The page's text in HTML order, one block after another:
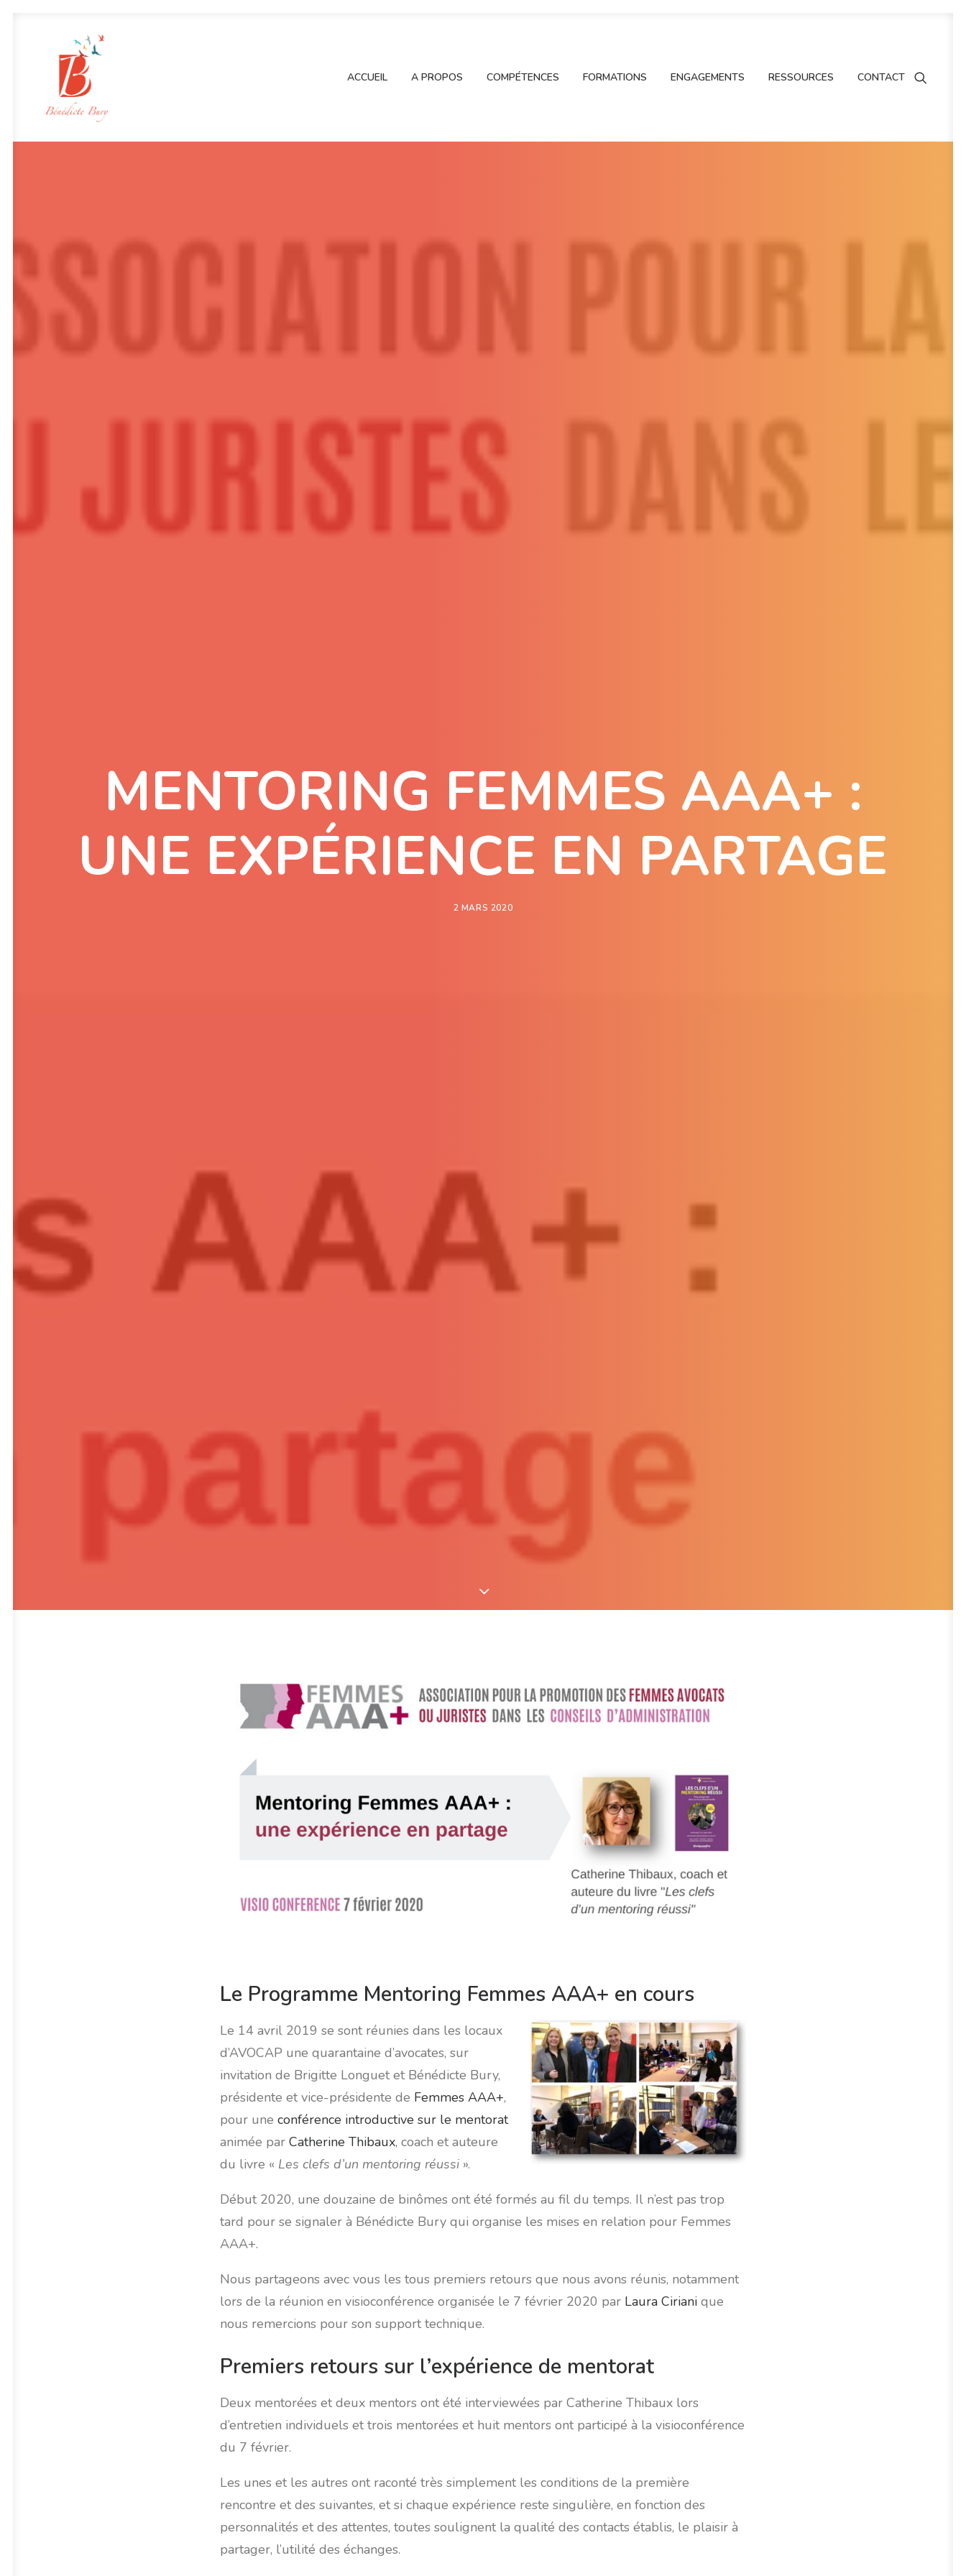
ACCUEIL A PROPOS COMPÉTENCES FORMATIONS ENGAGEMENTS RESSOURCES CONTACT
MENTORING FEMMES AAA+ :
UNE EXPÉRIENCE EN PARTAGE
2 MARS 2020
Le Programme Mentoring Femmes AAA+ en cours
Le 14 avril 2019 se sont réunies dans les locaux
d’AVOCAP une quarantaine d’avocates, sur
invitation de Brigitte Longuet et Bénédicte Bury,
présidente et vice-présidente de Femmes AAA+,
pour une conférence introductive sur le mentorat
animée par Catherine Thibaux, coach et auteure
du livre « Les clefs d’un mentoring réussi ».
Début 2020, une douzaine de binômes ont été formés au fil du temps. Il n’est pas trop
tard pour se signaler à Bénédicte Bury qui organise les mises en relation pour Femmes
AAA+.
Nous partageons avec vous les tous premiers retours que nous avons réunis, notamment
lors de la réunion en visioconférence organisée le 7 février 2020 par Laura Ciriani que
nous remercions pour son support technique.
Premiers retours sur l’expérience de mentorat
Deux mentorées et deux mentors ont été interviewées par Catherine Thibaux lors
d’entretien individuels et trois mentorées et huit mentors ont participé à la visioconférence
du 7 février.
Les unes et les autres ont raconté très simplement les conditions de la première
rencontre et des suivantes, et si chaque expérience reste singulière, en fonction des
personnalités et des attentes, toutes soulignent la qualité des contacts établis, le plaisir à
partager, l’utilité des échanges.